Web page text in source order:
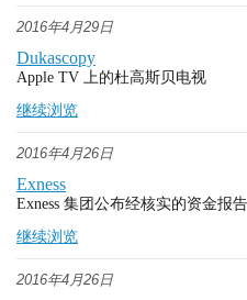
2016年4月29日
Dukascopy
Apple TV 上的杜高斯贝电视
继续浏览
2016年4月26日
Exness
Exness 集团公布经核实的资金报
继续浏览
2016年4月26日